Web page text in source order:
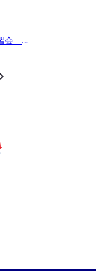
会 午